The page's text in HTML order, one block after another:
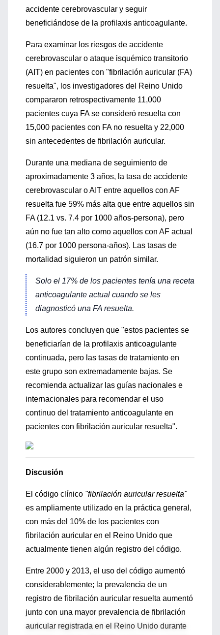
accidente cerebrovascular y seguir
beneficiándose de la profilaxis anticoagulante.
Para examinar los riesgos de accidente
cerebrovascular o ataque isquémico transitorio
(AIT) en pacientes con "fibrilación auricular (FA)
resuelta", los investigadores del Reino Unido
compararon retrospectivamente 11,000
pacientes cuya FA se consideró resuelta con
15,000 pacientes con FA no resuelta y 22,000
sin antecedentes de fibrilación auricular.
Durante una mediana de seguimiento de
aproximadamente 3 años, la tasa de accidente
cerebrovascular o AIT entre aquellos con AF
resuelta fue 59% más alta que entre aquellos sin
FA (12.1 vs. 7.4 por 1000 años-persona), pero
aún no fue tan alto como aquellos con AF actual
(16.7 por 1000 persona-años). Las tasas de
mortalidad siguieron un patrón similar.
Solo el 17% de los pacientes tenía una receta
anticoagulante actual cuando se les
diagnosticó una FA resuelta.
Los autores concluyen que "estos pacientes se
beneficiarían de la profilaxis anticoagulante
continuada, pero las tasas de tratamiento en
este grupo son extremadamente bajas. Se
recomienda actualizar las guías nacionales e
internacionales para recomendar el uso
continuo del tratamiento anticoagulante en
pacientes con fibrilación auricular resuelta".
Discusión
El código clínico "fibrilación auricular resuelta"
es ampliamente utilizado en la práctica general,
con más del 10% de los pacientes con
fibrilación auricular en el Reino Unido que
actualmente tienen algún registro del código.
Entre 2000 y 2013, el uso del código aumentó
considerablemente; la prevalencia de un
registro de fibrilación auricular resuelta aumentó
junto con una mayor prevalencia de fibrilación
auricular registrada en el Reino Unido durante